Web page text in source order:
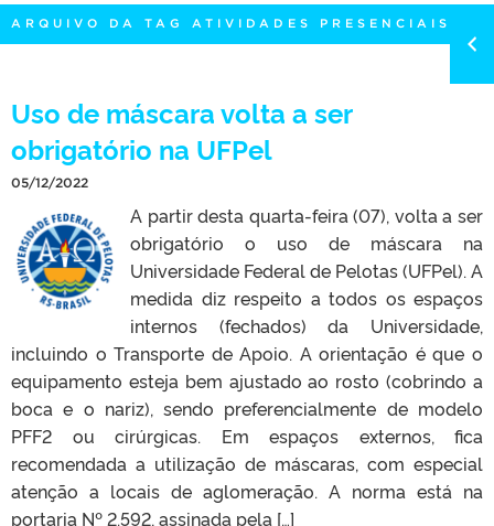
PORTARIAS
TELEFONES
ARQUIVO DA TAG ATIVIDADES PRESENCIAIS
Uso de máscara volta a ser
obrigatório na UFPel
05/12/2022
A partir desta quarta-feira (07), volta a ser
obrigatório o uso de máscara na
Universidade Federal de Pelotas (UFPel). A
medida diz respeito a todos os espaços
internos (fechados) da Universidade,
incluindo o Transporte de Apoio. A orientação é que o
equipamento esteja bem ajustado ao rosto (cobrindo a
boca e o nariz), sendo preferencialmente de modelo
PFF2 ou cirúrgicas. Em espaços externos, fica
recomendada a utilização de máscaras, com especial
atenção a locais de aglomeração. A norma está na
portaria Nº 2.592, assinada pela […]